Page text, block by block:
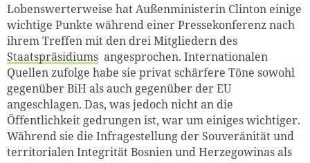
Lobenswerterweise hat Außenministerin Clinton einige
wichtige Punkte während einer Pressekonferenz nach
ihrem Treffen mit den drei Mitgliedern des
Staatspräsidiums angesprochen. Internationalen
Quellen zufolge habe sie privat schärfere Töne sowohl
gegenüber BiH als auch gegenüber der EU
angeschlagen. Das, was jedoch nicht an die
Öffentlichkeit gedrungen ist, war um einiges wichtiger.
Während sie die Infragestellung der Souveränität und
territorialen Integrität Bosnien und Herzegowinas als